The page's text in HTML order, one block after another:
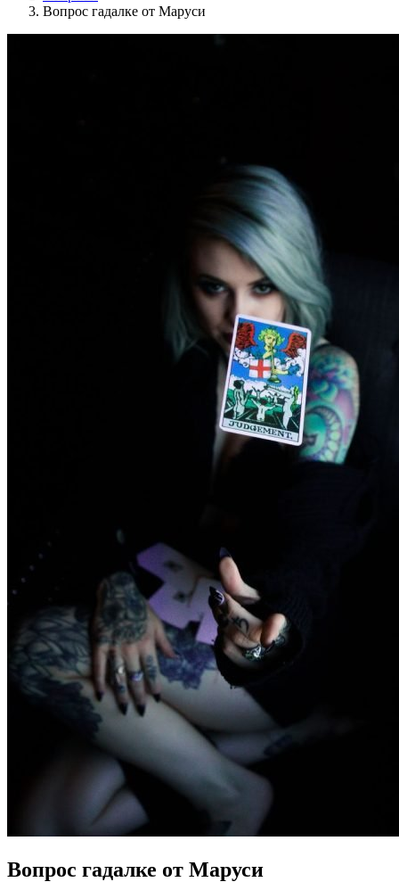
Вопрос гадалке от Маруси
Вопрос гадалке от Маруси